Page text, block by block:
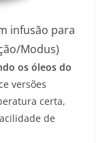
infusão para
Modus)
os óleos do
versões
certa,
de